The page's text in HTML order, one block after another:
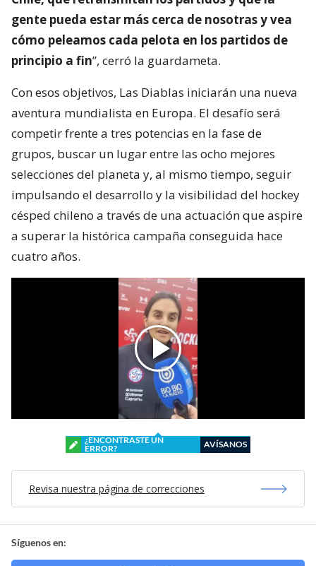
gente pueda estar más cerca de nosotras y vea
cómo peleamos cada pelota en los partidos de
principio a fin”, cerró la guardameta.
Con esos objetivos, Las Diablas iniciarán una nueva
aventura mundialista en Europa. El desafío será
competir frente a tres potencias en la fase de
grupos, buscar un lugar entre las ocho mejores
selecciones del planeta y, al mismo tiempo, seguir
impulsando el desarrollo y la visibilidad del hockey
césped chileno a través de una actuación que aspire
a superar la histórica campaña conseguida hace
cuatro años.
¿ENCONTRASTE UN
ERROR?
AVÍSANOS
Revisa nuestra página de correcciones
Síguenos en: